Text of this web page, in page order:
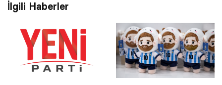
İlgili Haberler